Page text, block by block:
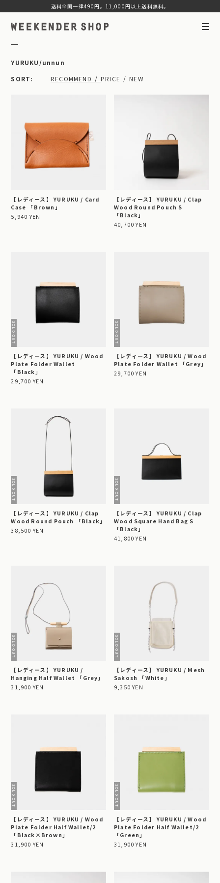
YURUKU/unnun
SORT
RECOMMEND PRICE NEW
【レディース】 YURUKU / Card
Case 「Brown」
5,940 YEN
【レディース】 YURUKU / Clap
Wood Round Pouch S
「Black」
40,700 YEN
【レディース】 YURUKU / Wood
Plate Folder Wallet
「Black」
29,700 YEN
【レディース】 YURUKU / Wood
Plate Folder Wallet 「Grey」
29,700 YEN
【レディース】 YURUKU / Clap
Wood Round Pouch 「Black」
38,500 YEN
【レディース】 YURUKU / Clap
Wood Square Hand Bag S
「Black」
41,800 YEN
【レディース】 YURUKU /
Hanging Half Wallet 「Grey」
31,900 YEN
【レディース】 YURUKU / Mesh
Sakosh 「White」
9,350 YEN
【レディース】 YURUKU / Wood
Plate Folder Half Wallet/2
「Black×Brown」
31,900 YEN
【レディース】 YURUKU / Wood
Plate Folder Half Wallet/2
「Green」
31,900 YEN
送料全国一律490円。11,000円以上送料無料。